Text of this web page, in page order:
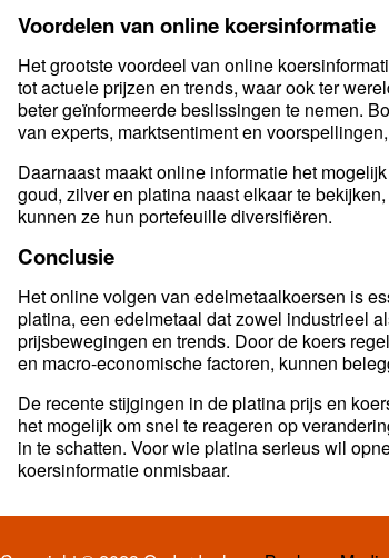
Voordelen van online koersinformatie
Het grootste voordeel van online
tot actuele prijzen en trends, waar ook ter
beter geïnformeerde beslissingen te nemen.
van experts, marktsentiment en
Daarnaast maakt online informatie het
goud, zilver en platina naast elkaar te
kunnen ze hun portefeuille diversifiëren.
Conclusie
Het online volgen van edelmetaalkoersen is
platina, een edelmetaal dat zowel industrieel
prijsbewegingen en trends. Door de koers
en macro-economische factoren, kunnen
De recente stijgingen in de platina prijs en
het mogelijk om snel te reageren op
in te schatten. Voor wie platina serieus wil
koersinformatie onmisbaar.